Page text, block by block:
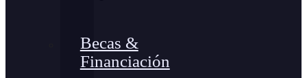
Becas &
Financiación